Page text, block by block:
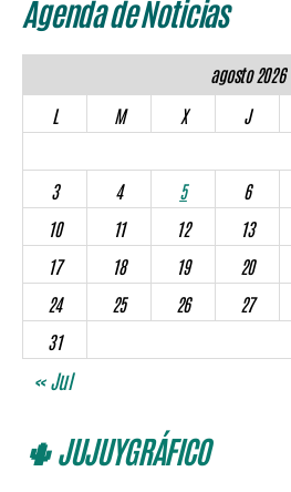
Agenda de Noticias
agosto 2026
L
M X J
3
4 5 6
10
11 12 13
17
18 19 20
24
25 26 27
31
« Jul
🌵 JUJUYGRÁFICO